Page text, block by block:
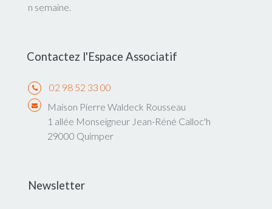
n semaine.
Contactez l'Espace Associatif
02 98 52 33 00
Maison Pierre Waldeck Rousseau
1 allée Monseigneur Jean-Réné Calloc'h
29000 Quimper
Newsletter